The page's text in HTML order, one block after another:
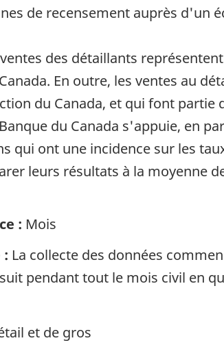
de recensement auprès d'un
des détaillants
En outre, les ventes au
du Canada, et qui font
du Canada s'appuie, en
qui ont une incidence sur les
leurs résultats à la moyenne
: Mois
: La collecte des données
pendant tout le mois civil en
et de gros